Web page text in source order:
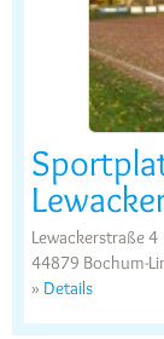
Lewackerstraße 4
44879 Bochum-
» Details